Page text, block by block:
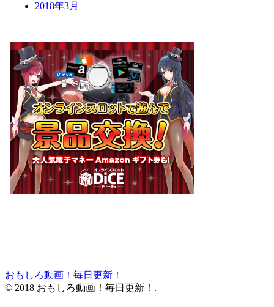
2018年3月
おもしろ動画！毎日更新！
© 2018 おもしろ動画！毎日更新！.